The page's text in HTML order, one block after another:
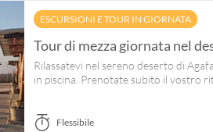
ESCURSIONI E TOUR IN GIORNATA
Tour di mezza giornata nel
Rilassatevi nel sereno deserto di
in piscina. Prenotate subito il vostro
Flessibile